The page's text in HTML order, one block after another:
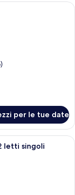
d'albergo con un letto,
per le tue date
d'albergo con un letto,
letti singoli